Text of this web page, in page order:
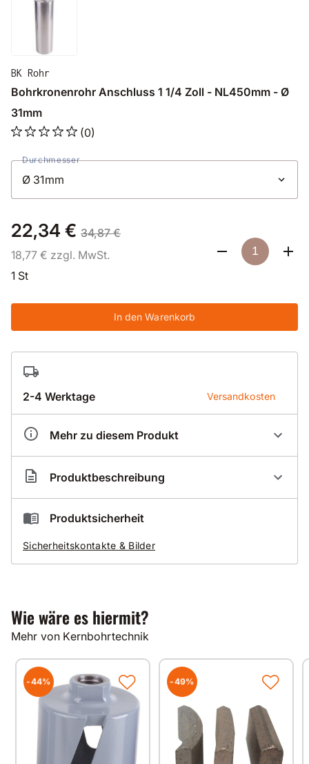
BK Rohr
Bohrkronenrohr Anschluss 1 1/4 Zoll - NL450mm - Ø
31mm
(0)
Durchmesser
22,34 € 34,87 €
18,77 € zzgl. MwSt.
1 St
In den Warenkorb
2-4 Werktage Versandkosten
Mehr zu diesem Produkt
Artikelnummer BR200031
Produktbeschreibung
Durch Eigenfertigung der Bohrkronenrohre
auch für alle Überlängen
Produktsicherheit
Sicherheitskontakte & Bilder
Wie wäre es hiermit?
Mehr von Kernbohrtechnik
-44% -49%